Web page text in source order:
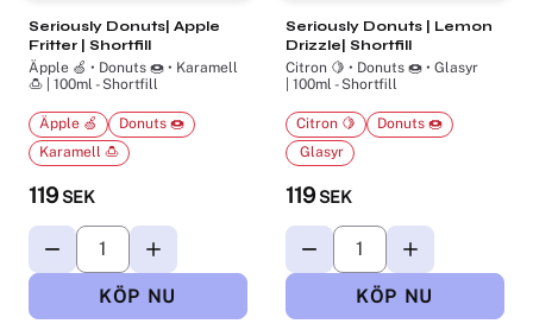
Seriously Donuts| Apple
Fritter | Shortfill
Äpple 🍏 • Donuts 🍩 • Karamell
🍮 | 100ml - Shortfill
119 SEK
Äpple 🍏
Donuts 🍩
Karamell 🍮
Seriously Donuts | Lemon
Drizzle| Shortfill
Citron 🍋 • Donuts 🍩 •​ Glasyr
| 100ml - Shortfill
119 SEK
Citron 🍋
Donuts 🍩
​ Glasyr